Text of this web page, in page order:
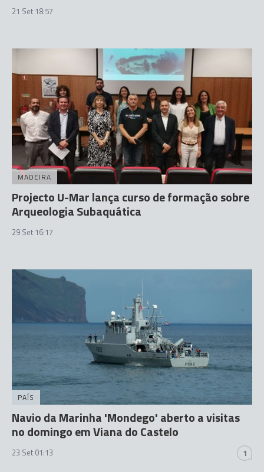
21 Set 18:57
MADEIRA
Projecto U-Mar lança curso de formação sobre
Arqueologia Subaquática
29 Set 16:17
PAÍS
Navio da Marinha 'Mondego' aberto a visitas
no domingo em Viana do Castelo
23 Set 01:13 1